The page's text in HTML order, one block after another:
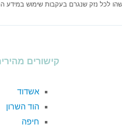
לכל נזק שנגרם בעקבות שימוש במידע
קישורים
אשדוד
הוד השרון
חיפה